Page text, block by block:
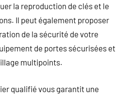
la reproduction de clés et le
Il peut également proposer
de la sécurité de votre
de portes sécurisées et
multipoints.
qualifié vous garantit une